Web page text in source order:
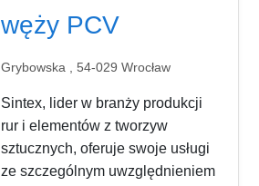
węży PCV
Grybowska , 54-029 Wrocław
Sintex, lider w branży produkcji
rur i elementów z tworzyw
sztucznych, oferuje swoje usługi
ze szczególnym uwzględnieniem